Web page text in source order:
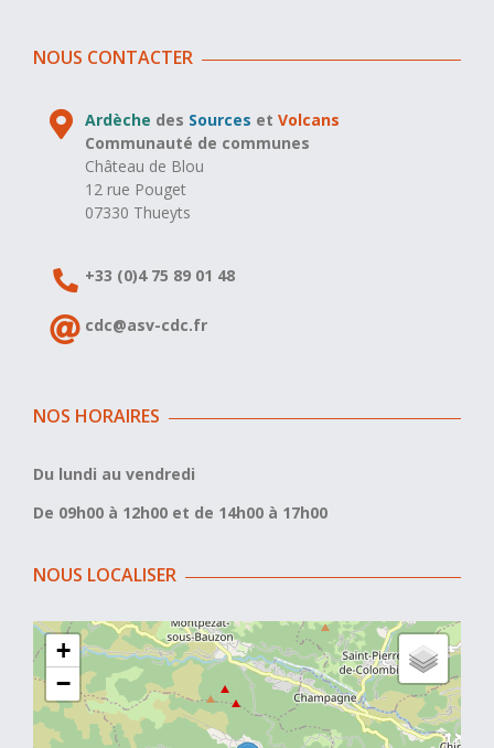
NOUS CONTACTER
Ardèche des Sources etVolcans
Communauté de communes
Château de Blou
12 rue Pouget
07330 Thueyts
+33 (0)4 75 89 01 48
cdc@asv-cdc.fr
NOS HORAIRES
Du lundi au vendredi
De 09h00 à 12h00 et de 14h00 à 17h00
NOUS LOCALISER
+
−